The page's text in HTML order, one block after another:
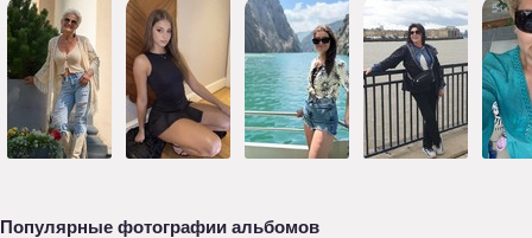
Популярные фотографии альбомов